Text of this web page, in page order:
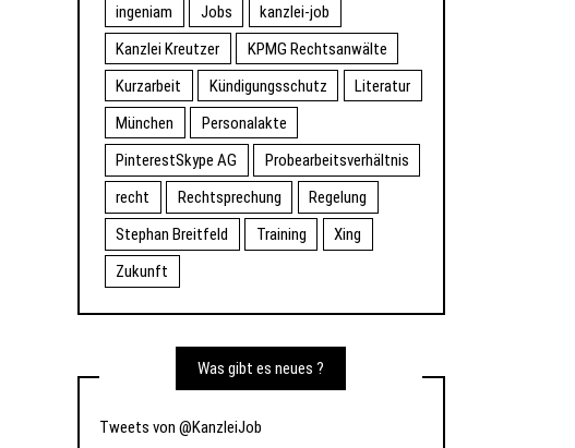
ingeniam
Jobs
kanzlei-job
Kanzlei Kreutzer
KPMG Rechtsanwälte
Kurzarbeit
Kündigungsschutz
Literatur
München
Personalakte
PinterestSkype AG
Probearbeitsverhältnis
recht
Rechtsprechung
Regelung
Stephan Breitfeld
Training
Xing
Zukunft
Was gibt es neues ?
Tweets von @KanzleiJob